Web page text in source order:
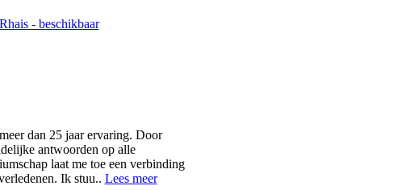
dan 25 jaar ervaring. Door
antwoorden op alle
laat me toe een verbinding
Ik stuu.. Lees meer